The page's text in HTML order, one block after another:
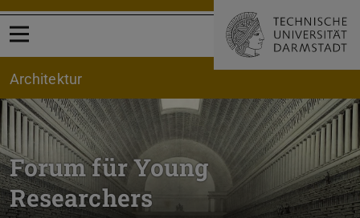
Menü öffnen
Architektur
Forum für Young
Researchers